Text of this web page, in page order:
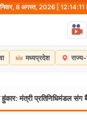
8 अगस्त, 2026 | 12:14:12
मध्यप्रदेश
प्रतिनिधिमंडल संग बैठक